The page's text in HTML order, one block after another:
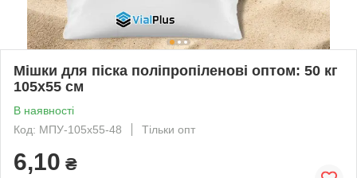
Мішки для піска поліпропіленові оптом: 50 кг
105х55 см
В наявності
Код: МПУ-105х55-48
Тільки опт
6,10 ₴